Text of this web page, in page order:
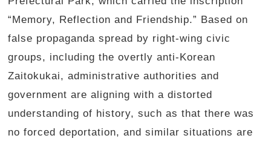
“Memory, Reflection and Friendship.” Based on
false propaganda spread by right-wing civic
groups, including the overtly anti-Korean
Zaitokukai, administrative authorities and
government are aligning with a distorted
understanding of history, such as that there was
no forced deportation, and similar situations are